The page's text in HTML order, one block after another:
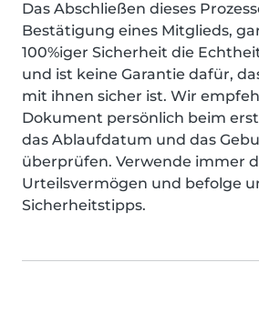
Das Abschließen dieses
Bestätigung eines Mitglieds,
100%iger Sicherheit die
und ist keine Garantie dafür,
mit ihnen sicher ist. Wir
Dokument persönlich beim
das Ablaufdatum und das
überprüfen. Verwende immer
Urteilsvermögen und befolge
Sicherheitstipps.